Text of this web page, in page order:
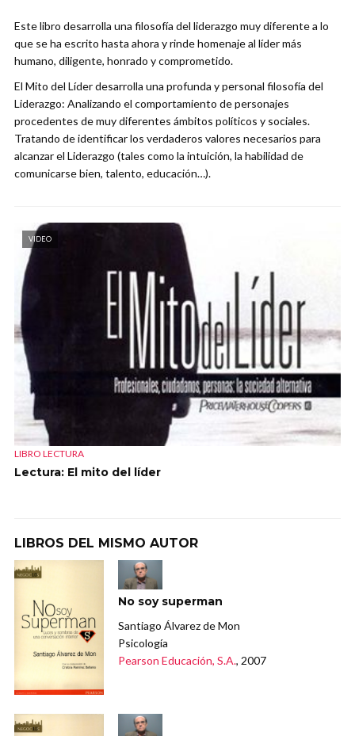
Este libro desarrolla una filosofía del liderazgo muy diferente a lo
que se ha escrito hasta ahora y rinde homenaje al líder más
humano, diligente, honrado y comprometido.
El Mito del Líder desarrolla una profunda y personal filosofía del
Liderazgo: Analizando el comportamiento de personajes
procedentes de muy diferentes ámbitos políticos y sociales.
Tratando de identificar los verdaderos valores necesarios para
alcanzar el Liderazgo (tales como la intuición, la habilidad de
comunicarse bien, talento, educación…).
VIDEO
LIBRO LECTURA
Lectura: El mito del líder
LIBROS DEL MISMO AUTOR
No soy superman
Santiago Álvarez de Mon
Psicología
Pearson Educación, S.A., 2007